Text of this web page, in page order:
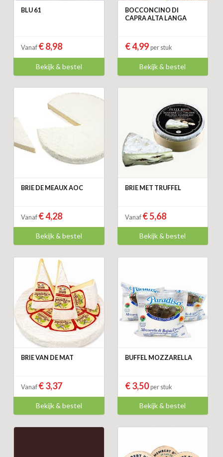
BLU 61
Vanaf € 8,98
Bekijk & bestel
BOCCONCINO DI
CAPRA ALTA LANGA
€ 4,99 per stuk
Bekijk & bestel
BRIE DE MEAUX AOC
Vanaf € 4,28
Bekijk & bestel
BRIE MET TRUFFEL
Vanaf € 5,68
Bekijk & bestel
BRIE VAN DE MAT
Vanaf € 3,37
Bekijk & bestel
BUFFEL MOZZARELLA
€ 3,50per stuk
Bekijk & bestel